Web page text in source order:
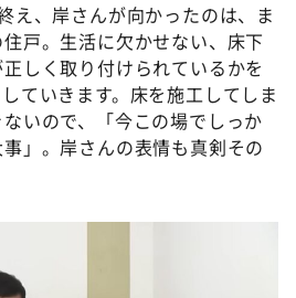
え、岸さんが向かったのは、ま
戸。生活に欠かせない、床下
しく取り付けられているかを
ていきます。床を施工してしま
いので、「今この場でしっか
」。岸さんの表情も真剣その